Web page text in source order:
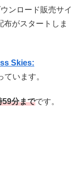
ンロード販売サイ
布がスタートしま
Skies:
ています。
59分までです。